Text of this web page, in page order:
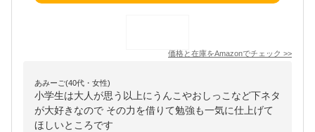
価格と在庫をAmazonでチェック >>
あみーご(40代・女性)
小学生は大人が思う以上にうんこやおしっこなど下ネタ
が大好きなので その力を借りて勉強も一気に仕上げて
ほしいところです